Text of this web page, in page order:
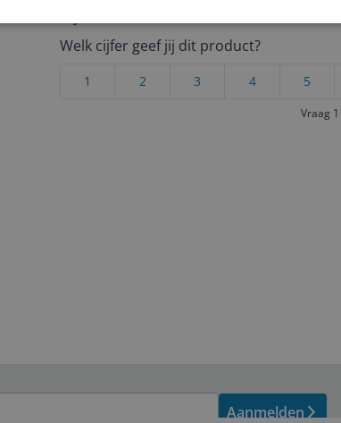
Welk cijfer geef jij dit product?
5
4
3
2
1
Vraag
Aanmelden